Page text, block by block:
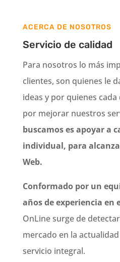
ACERCA DE NOSOTROS
Servicio de calidad
Para nosotros lo más
clientes, son quienes le
ideas y por quienes
por mejorar nuestros
buscamos es apoyar a
individual, para
Web.
Conformado por un
años de experiencia en
OnLine surge de
mercado en la
servicio integral.